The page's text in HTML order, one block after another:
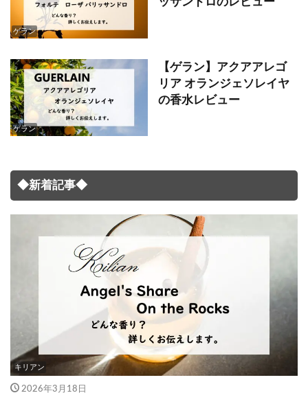
ゲラン
ッサンドロのレビュー
ゲラン
【ゲラン】アクアアレゴ
リア オランジェソレイヤ
の香水レビュー
◆新着記事◆
キリアン
2026年3月18日